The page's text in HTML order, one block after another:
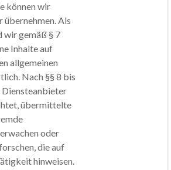
können wir
übernehmen. Als
wir gemäß § 7
Inhalte auf
allgemeinen
Nach §§ 8 bis
übermittelte
oder
die auf
hinweisen.